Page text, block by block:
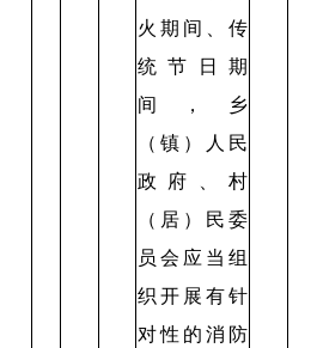
火期间、传
统节日期
间，乡
（镇）人民
政府、村
（居）民委
员会应当组
织开展有针
对性的消防